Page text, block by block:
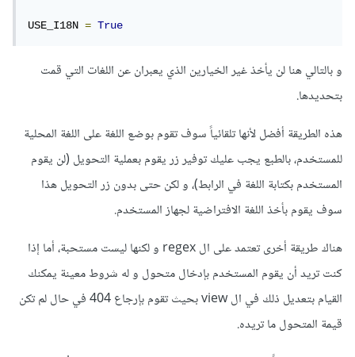
USE_I18N = True
و بالتالي هنا لن يأخذ غير الخيارين الذي يعبران عن اللغات التي قمت
بتحديدها.
هذه الطريقة أفضل ﻷنها تلقائياً سوف تقوم بوضع اللغة على اللغة المحلية
للمستخدم، بالطبع يجب عليك توفير زر يقوم بعملية التحويل (لن يقوم
المستخدم بكتابة اللغة في الرابط)، و لكن حتى بدون زر التحويل هذا
سوف يقوم بأخذ اللغة الافتراضية لجهاز المستخدم.
هناك طريقة أخرى تعتمد على ال regex و لكنها ليست مستحبة، أما إذا
كنت تريد أن يقوم المستخدم بإدخال متحول و له شروط معينة يمكنك
القيام بتعديل ذلك في ال view بحيث تقوم بإرجاع 404 في حال لم تكن
قيمة المتحول ما تريده.